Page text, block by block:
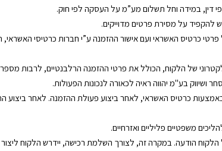
דין, במידה וחל תשלום מע”מ על העסקה לפי חוק.
להקפיד על מסירת פרטים מדוייקים.
כרטיס האשראי ועם אישור ההזמנה ע”י חברות כרטיסי
של הלקוח, הכולל את פרטי ההזמנה הרלבנטיים, לרבות
ושיווק בע"מ יהווה ראיה לכאורה לנכונות הפעולות.
כרטיס האשראי, לאחר ביצוע פעולת ההזמנה. לאחר ביצוע
משפטיים פליליים ואזרחיים.
הודעה. במקרה זה, לצורך השלמת רכישה, יידרש הלקוח